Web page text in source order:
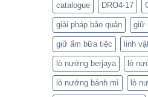
catalogue DRO4-17
giải pháp bảo quản giữ
giữ ấm bữa tiệc linh
lò nướng berjaya lò
lò nướng bánh mì lò